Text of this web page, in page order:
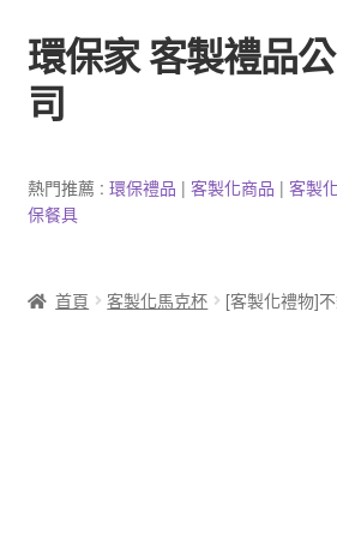
跳
至
導
跳
至
主
容
環保家 客製禮品公
司
3C產品客製
熱門推薦 : 環保禮品 | 客製化商品 | 客製
保餐具
首頁 客製化馬克杯 [客製化禮物]